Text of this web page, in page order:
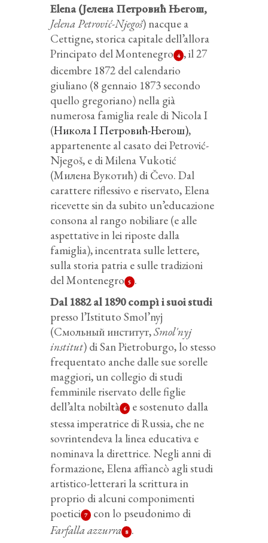
Elena (Јелена Петровић Његош,
Jelena Petrović-Njegoš) nacque a
Cettigne, storica capitale dell’allora
Principato del Montenegro 4 , il 27
dicembre 1872 del calendario
giuliano (8 gennaio 1873 secondo
quello gregoriano) nella già
numerosa famiglia reale di Nicola I
(Никола I Петровић-Његош),
appartenente al casato dei Petrović-
Njegoš, e di Milena Vukotić
(Милена Вукотић) di Čevo. Dal
carattere riflessivo e riservato, Elena
ricevette sin da subito un’educazione
consona al rango nobiliare (e alle
aspettative in lei riposte dalla
famiglia), incentrata sulle lettere,
sulla storia patria e sulle tradizioni
del Montenegro 5 .
Dal 1882 al 1890 compì i suoi studi
presso l’Istituto Smol’nyj
(Смольный институт,Smol'nyj
institut) di San Pietroburgo, lo stesso
frequentato anche dalle sue sorelle
maggiori, un collegio di studi
femminile riservato delle figlie
dell’alta nobiltà 6
e sostenuto dalla
stessa imperatrice di Russia, che ne
sovrintendeva la linea educativa e
nominava la direttrice. Negli anni di
formazione, Elena affiancò agli studi
artistico-letterari la scrittura in
proprio di alcuni componimenti
poetici 7
con lo pseudonimo di
Farfalla azzurra 8 .